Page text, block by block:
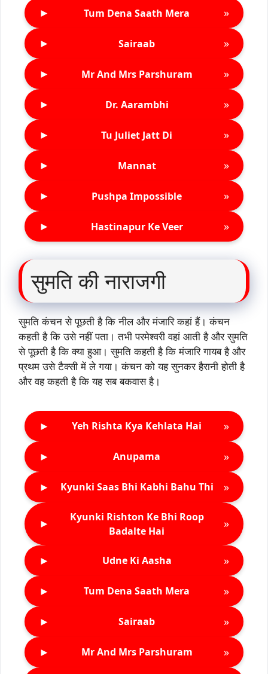
► Tum Dena Saath Mera »
► Sairaab »
► Mr And Mrs Parshuram »
► Dr. Aarambhi »
► Tu Juliet Jatt Di »
► Mannat »
► Pushpa Impossible »
► Hastinapur Ke Veer »
सुमति की नाराजगी
सुमति कंचन से पूछती है कि नील और मंजारि कहां हैं। कंचन
कहती है कि उसे नहीं पता। तभी परमेश्वरी वहां आती है और सुमति
से पूछती है कि क्या हुआ। सुमति कहती है कि मंजारि गायब है और
प्रथम उसे टैक्सी में ले गया। कंचन को यह सुनकर हैरानी होती है
और वह कहती है कि यह सब बकवास है।
► Yeh Rishta Kya Kehlata Hai »
► Anupama »
► Kyunki Saas Bhi Kabhi Bahu Thi »
►
Kyunki Rishton Ke Bhi Roop
Badalte Hai
»
► Udne Ki Aasha »
► Tum Dena Saath Mera »
► Sairaab »
► Mr And Mrs Parshuram »